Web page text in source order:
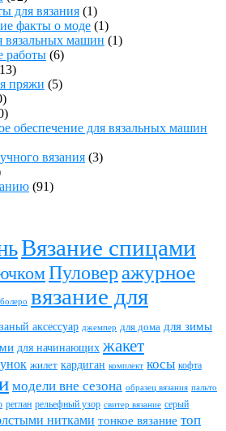
для вязания (1)
факты о моде (1)
вязальных машин (1)
работы (6)
пряжи (5)
обеспечение для вязальных машин
вязания (3)
(91)
Вязание спицами
Пуловер ажурное
болеро вязание для
аксессуар джемпер для дома для зимы
для начинающих жакет
жилет кардиган комплект косы кофта
модели вне сезона образец вязания пальто
реглан рельефный узор свитер вязание серый
нитками тонкое вязание топ